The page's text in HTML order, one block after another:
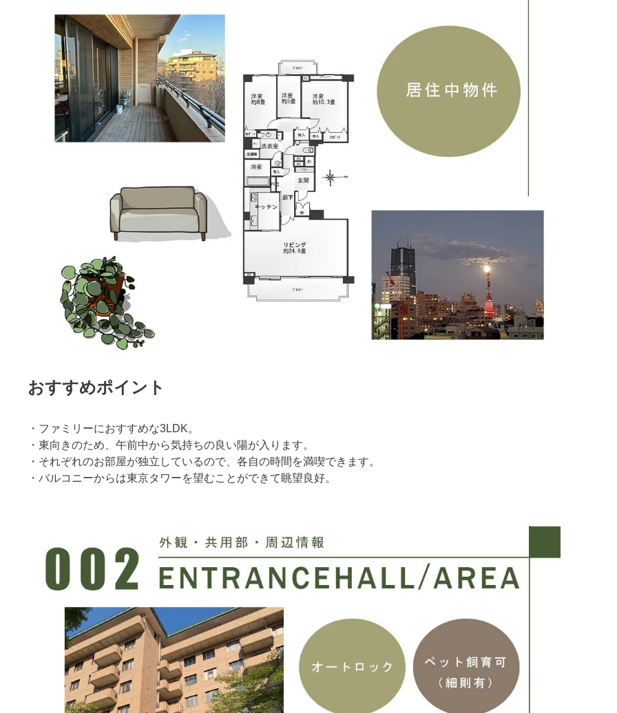
おすすめポイント
・ファミリーにおすすめな3LDK。
・東向きのため、午前中から気持ちの良い陽が入ります。
・それぞれのお部屋が独立しているので、各自の時間を満喫できます。
・バルコニーからは東京タワーを望むことができて眺望良好。